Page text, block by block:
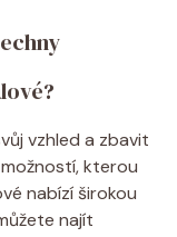
vzhled a zbavit
kterou
nabízí širokou
najít